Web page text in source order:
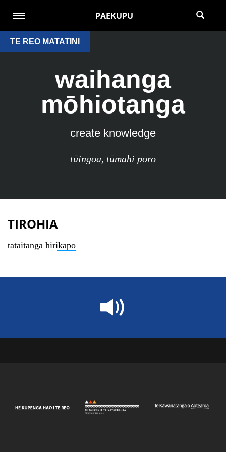
PAEKUPU
TE REO MATATINI
waihanga
mōhiotanga
create knowledge
tūingoa, tūmahi poro
TIROHIA
tātaitanga hirikapo